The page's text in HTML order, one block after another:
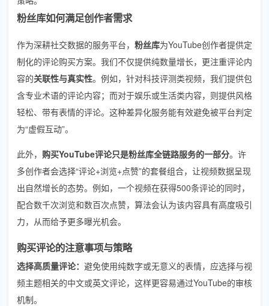
粉丝库如何满足创作者需求
作为深耕社交数据的服务平台， 粉丝库为YouTube创作者提供定
制化的评论购买方案。我们不仅提供纯数量增长，更注重评论内
容的关联性与真实性。例如，针对科技评测类视频，我们提供包
含专业术语的评论内容；而对于娱乐或生活类内容，则提供风格
轻松、带有表情的评论。这种差异化服务能有效避免被平台判定
为“虚假互动”。
此外， 购买YouTube评论只是粉丝库全链路服务的一部分。许
多创作者会选择“评论+浏览+点赞”的套餐组合，让视频数据呈现
出自然增长的态势。例如，一个视频在获得500条评论的同时，
配合数千次浏览和数百次点赞，算法会认为该内容具有高度吸引
力，从而给予更多曝光机会。
购买评论的注意事项与策略
选择高质量评论： 避免使用纯数字或无意义的表情，应选择与视
频主题相关的中文或英文评论，这样更容易通过YouTube的审核
机制。